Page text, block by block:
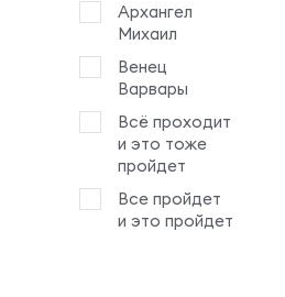
Архангел
Михаил
Венец
Варвары
Всё проходит
и это тоже
пройдет
Все пройдет
и это пройдет